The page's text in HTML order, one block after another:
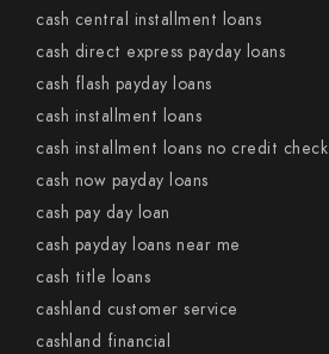
cash central installment loans
cash direct express payday loans
cash flash payday loans
cash installment loans
cash installment loans no credit check
cash now payday loans
cash pay day loan
cash payday loans near me
cash title loans
cashland customer service
cashland financial